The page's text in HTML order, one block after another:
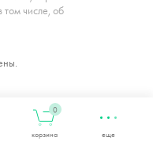
том числе, об
0
корзина еще